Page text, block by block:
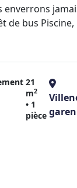
de bus Piscine,
21
m2
• 1
pièce